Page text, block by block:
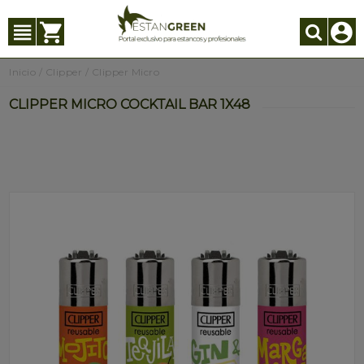
Inicio Clipper Clipper Micro
CLIPPER MICRO COCKTAIL BAR 1X48